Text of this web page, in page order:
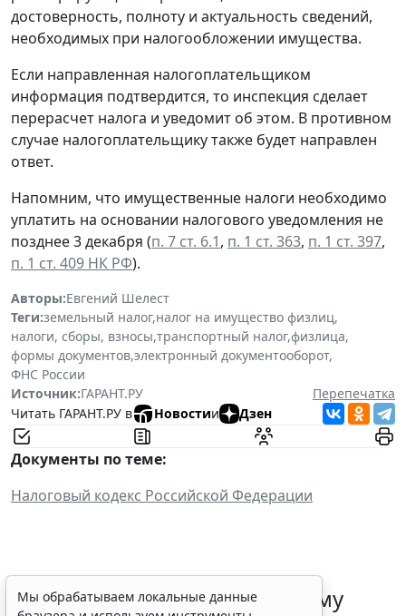
достоверность, полноту и актуальность сведений,
необходимых при налогообложении имущества.
Если направленная налогоплательщиком
информация подтвердится, то инспекция сделает
перерасчет налога и уведомит об этом. В противном
случае налогоплательщику также будет направлен
ответ.
Напомним, что имущественные налоги необходимо
уплатить на основании налогового уведомления не
позднее 3 декабря (п. 7 ст. 6.1, п. 1 ст. 363, п. 1 ст. 397,
п. 1 ст. 409 НК РФ).
Авторы:Евгений Шелест
Теги:земельный налог,налог на имущество физлиц,
налоги, сборы, взносы,транспортный налог,физлица,
формы документов,электронный документооборот,
ФНС России
Источник:ГАРАНТ.РУ
Перепечатка
Читать ГАРАНТ.РУ в
Новостии Дзен
Документы по теме:
Налоговый кодекс Российской Федерации
ФНС России рассказала малому
Мы обрабатываем локальные данные